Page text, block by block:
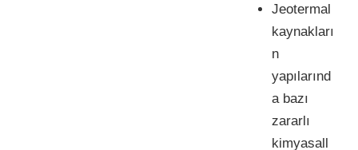
Jeotermal
kaynakları
n
yapılarınd
a bazı
zararlı
kimyasall